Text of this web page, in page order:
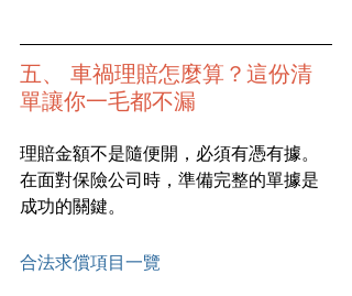
五、 車禍理賠怎麼算？這份清
單讓你一毛都不漏
理賠金額不是隨便開，必須有憑有據。
在面對保險公司時，準備完整的單據是
成功的關鍵。
合法求償項目一覽